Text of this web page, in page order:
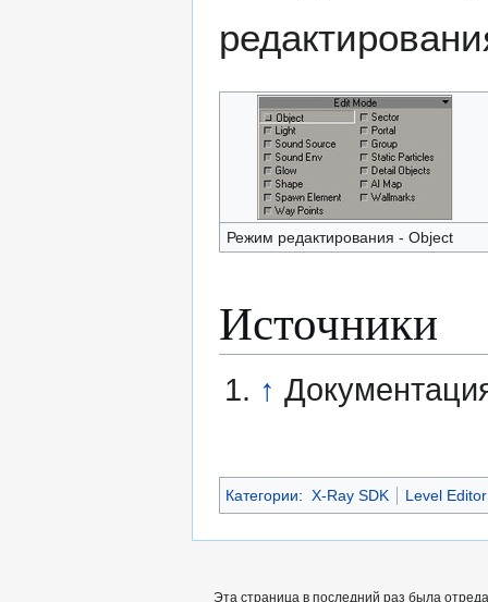
Режим редактирования - Object
Источники
↑
Категории: X-Ray SDK Level Editor
Эта страница в последний раз была